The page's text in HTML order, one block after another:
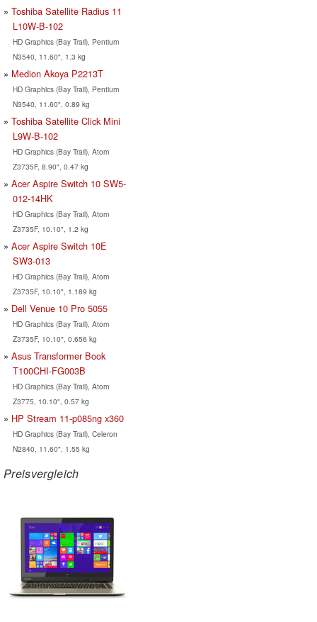
Toshiba Satellite Radius 11
L10W-B-102
HD Graphics (Bay Trail), Pentium
N3540, 11.60", 1.3 kg
Medion Akoya P2213T
HD Graphics (Bay Trail), Pentium
N3540, 11.60", 0.89 kg
Toshiba Satellite Click Mini
L9W-B-102
HD Graphics (Bay Trail), Atom
Z3735F, 8.90", 0.47 kg
Acer Aspire Switch 10 SW5-
012-14HK
HD Graphics (Bay Trail), Atom
Z3735F, 10.10", 1.2 kg
Acer Aspire Switch 10E
SW3-013
HD Graphics (Bay Trail), Atom
Z3735F, 10.10", 1.189 kg
Dell Venue 10 Pro 5055
HD Graphics (Bay Trail), Atom
Z3735F, 10.10", 0.656 kg
Asus Transformer Book
T100CHI-FG003B
HD Graphics (Bay Trail), Atom
Z3775, 10.10", 0.57 kg
HP Stream 11-p085ng x360
HD Graphics (Bay Trail), Celeron
N2840, 11.60", 1.55 kg
Preisvergleich